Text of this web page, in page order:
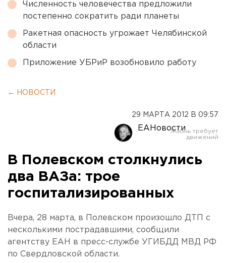
Численность человечества предложили
постепенно сократить ради планеты
Ракетная опасность угрожает Челябинской
области
Приложение УБРиР возобновило работу
← НОВОСТИ
29 МАРТА 2012 В 09:57
ЕАНовости
В Полевском столкнулись
два ВАЗа: трое
госпитализированных
Вчера, 28 марта, в Полевском произошло ДТП с
несколькими пострадавшими, сообщили
агентству ЕАН в пресс-службе УГИБДД МВД РФ
по Свердловской области.